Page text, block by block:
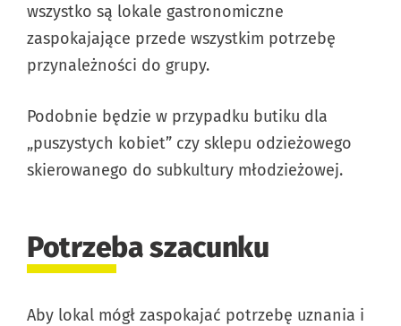
wszystko są lokale gastronomiczne
zaspokajające przede wszystkim potrzebę
przynależności do grupy.
Podobnie będzie w przypadku butiku dla
„puszystych kobiet” czy sklepu odzieżowego
skierowanego do subkultury młodzieżowej.
Potrzeba szacunku
Aby lokal mógł zaspokajać potrzebę uznania i